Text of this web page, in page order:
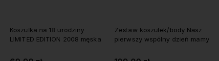
Koszulka na 18 urodziny
LIMITED EDITION 2008 męska
Zestaw koszulek/body Nasz
pierwszy wspólny dzień mamy